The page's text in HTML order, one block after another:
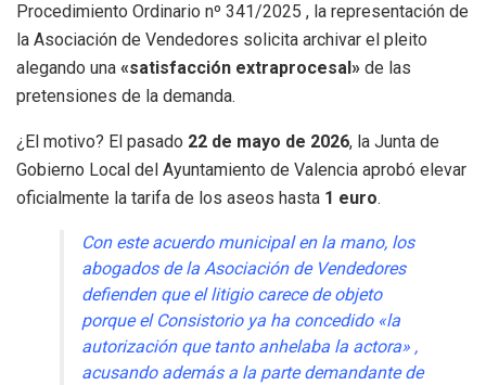
Procedimiento Ordinario nº 341/2025 , la representación de
la Asociación de Vendedores solicita archivar el pleito
alegando una «satisfacción extraprocesal» de las
pretensiones de la demanda.
¿El motivo? El pasado 22 de mayo de 2026, la Junta de
Gobierno Local del Ayuntamiento de Valencia aprobó elevar
oficialmente la tarifa de los aseos hasta 1 euro.
Con este acuerdo municipal en la mano, los
abogados de la Asociación de Vendedores
defienden que el litigio carece de objeto
porque el Consistorio ya ha concedido «la
autorización que tanto anhelaba la actora» ,
acusando además a la parte demandante de